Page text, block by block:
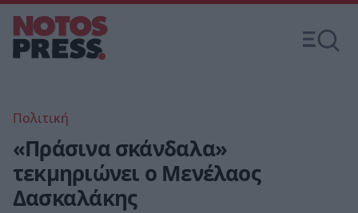
Πολιτική
«Πράσινα σκάνδαλα»
τεκμηριώνει ο Μενέλαος
Δασκαλάκης